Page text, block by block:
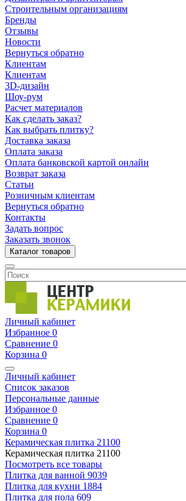
Строительным организациям
Бренды
Отзывы
Новости
Вернуться обратно
Клиентам
Клиентам
3D-дизайн
Шоу-рум
Расчет материалов
Как сделать заказ?
Как выбрать плитку?
Доставка заказа
Оплата заказа
Оплата банковской картой онлайн
Возврат заказа
Статьи
Розничным клиентам
Вернуться обратно
Контакты
Задать вопрос
Заказать звонок
Каталог товаров
Личный кабинет
Избранное 0
Сравнение 0
Корзина 0
Личный кабинет
Список заказов
Персональные данные
Избранное 0
Сравнение 0
Корзина 0
Керамическая плитка 21100
Керамическая плитка 21100
Посмотреть все товары
Плитка для ванной 9039
Плитка для кухни 1884
Плитка для пола 609